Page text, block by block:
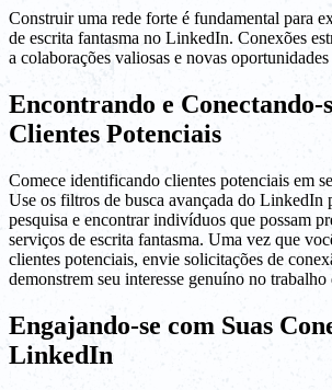
Construir uma rede forte é fundamental para
de escrita fantasma no LinkedIn. Conexões
a colaborações valiosas e novas
Encontrando e Conectando-
Clientes Potenciais
Comece identificando clientes potenciais em
Use os filtros de busca avançada do LinkedIn
pesquisa e encontrar indivíduos que possam
serviços de escrita fantasma. Uma vez que
clientes potenciais, envie solicitações de
demonstrem seu interesse genuíno no trabalho
Engajando-se com Suas
LinkedIn